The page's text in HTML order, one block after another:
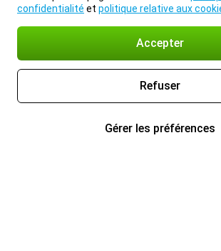
confidentialité et politique relative aux
Accepter
Refuser
Gérer les préférences